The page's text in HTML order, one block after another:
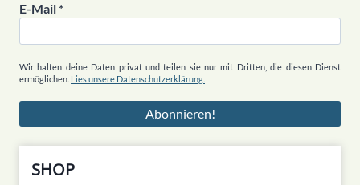
E-Mail*
Wir halten deine Daten privat und teilen sie nur mit Dritten, die diesen Dienst
ermöglichen. Lies unsere Datenschutzerklärung.
SHOP